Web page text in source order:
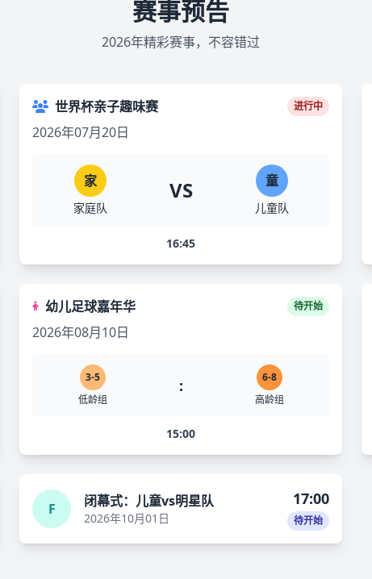
赛事预告
2026年精彩赛事，不容错过
世界杯亲子趣味赛 进行中
2026年07月20日
家
家庭队
VS 童
儿童队
16:45
幼儿足球嘉年华 待开始
2026年08月10日
3-5
低龄组
:
6-8
高龄组
15:00
F 闭幕式：儿童vs明星队
2026年10月01日
17:00
待开始